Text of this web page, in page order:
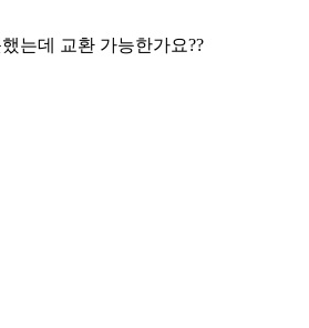
는데 교환 가능한가요??